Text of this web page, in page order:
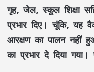
गृह, जेल, स्कूल शिक्षा
प्रभार दिए। चूंकि, यह
आरक्षण का पालन नहीं
का प्रभार दे दिया